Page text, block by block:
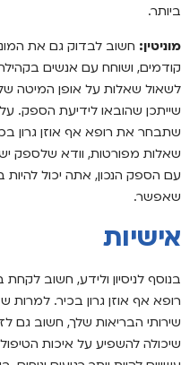
ביותר.
מוניטין: חשוב לבדוק גם את
קודמים, ושוחח עם אנשים
לשאול שאלות על אופן המיטה
שייתכן שהובאו לידיעת הספק.
שתבחר את רופא אף אוזן גרון
שאלות מפורטות, וודא שלספק יש
עם הספק הנכון, אתה יכול
שאפשר.
אישיות
בנוסף לניסיון ולידע, חשוב
רופא אף אוזן גרון בכיר.
שירותי הבריאות שלך, חשוב גם
שיכולה להשפיע על איכות